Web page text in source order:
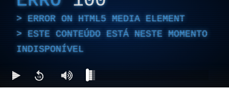
ERROR ON HTML5 MEDIA ELEMENT
ESTE CONTEÚDO ESTÁ NESTE MOMENTO
INDISPONÍVEL